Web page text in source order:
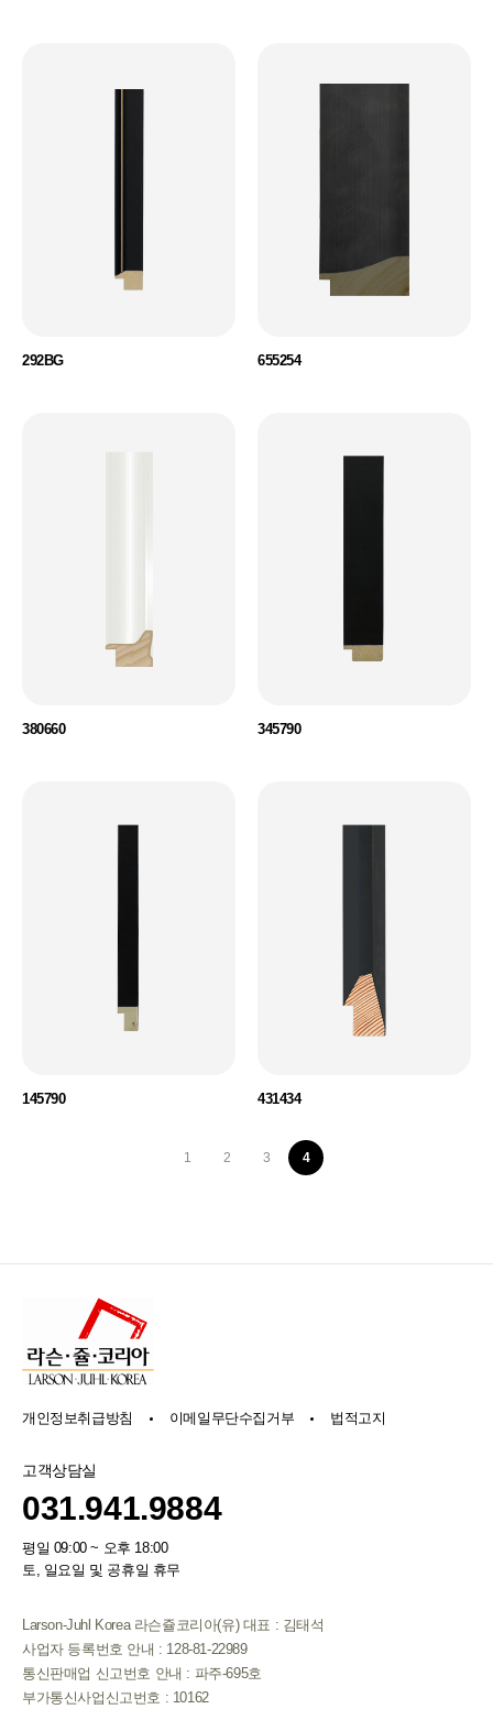
292BG 655254
380660 345790
145790 431434
1 2 3 4
개인정보취급방침 이메일무단수집거부 법적고지
고객상담실
031.941.9884
평일 09:00 ~ 오후 18:00
토, 일요일 및 공휴일 휴무
Larson-Juhl Korea 라슨쥴코리아(유) 대표 : 김태석
사업자 등록번호 안내 : 128-81-22989
통신판매업 신고번호 안내 : 파주-695호
부가통신사업신고번호 : 10162